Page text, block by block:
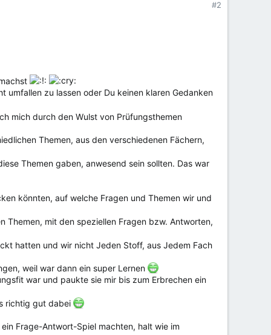
#2
umfallen zu lassen oder Du keinen klaren Gedanken
mich durch den Wulst von Prüfungsthemen
Themen, aus den verschiedenen Fächern,
Themen gaben, anwesend sein sollten. Das war
könnten, auf welche Fragen und Themen wir und
Themen, mit den speziellen Fragen bzw. Antworten,
hatten und wir nicht Jeden Stoff, aus Jedem Fach
weil war dann ein super Lernen
war und paukte sie mir bis zum Erbrechen ein
richtig gut dabei
Frage-Antwort-Spiel machten, halt wie im